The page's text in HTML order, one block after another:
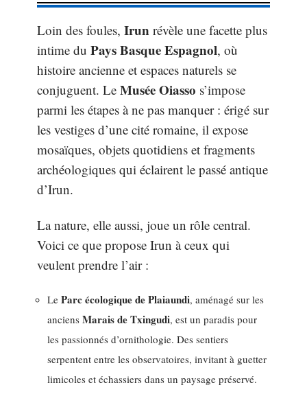
Loin des foules, Irun révèle une facette plus
intime du Pays Basque Espagnol, où
histoire ancienne et espaces naturels se
conjuguent. Le Musée Oiasso s’impose
parmi les étapes à ne pas manquer : érigé sur
les vestiges d’une cité romaine, il expose
mosaïques, objets quotidiens et fragments
archéologiques qui éclairent le passé antique
d’Irun.
La nature, elle aussi, joue un rôle central.
Voici ce que propose Irun à ceux qui
veulent prendre l’air :
Le Parc écologique de Plaiaundi, aménagé sur les
anciens Marais de Txingudi, est un paradis pour
les passionnés d’ornithologie. Des sentiers
serpentent entre les observatoires, invitant à guetter
limicoles et échassiers dans un paysage préservé.